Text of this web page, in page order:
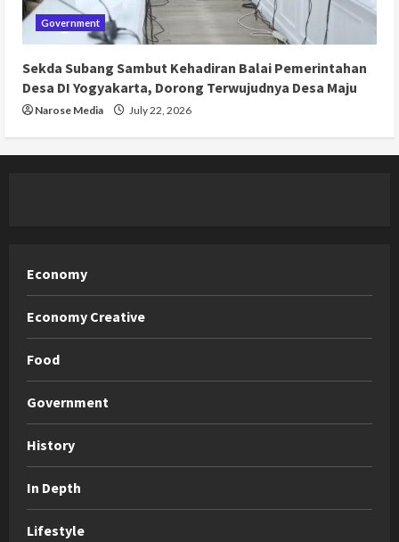
Government
Sekda Subang Sambut Kehadiran Balai Pemerintahan
Desa DI Yogyakarta, Dorong Terwujudnya Desa Maju
Narose Media July 22, 2026
Economy
Economy Creative
Food
Government
History
In Depth
Lifestyle